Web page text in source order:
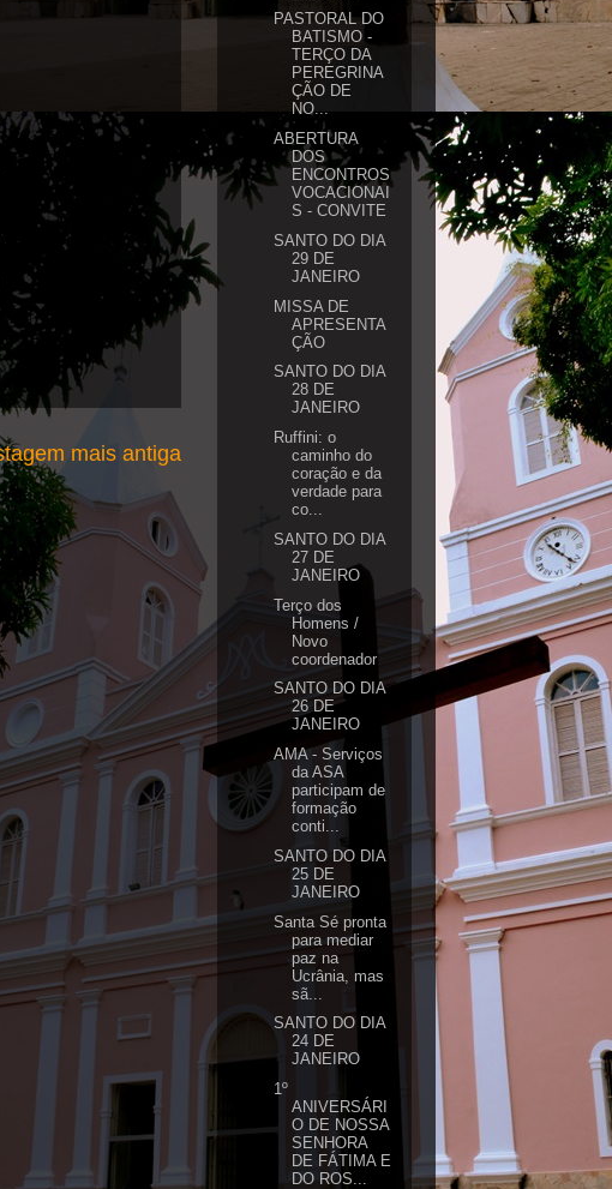
mais antiga
PASTORAL DO
BATISMO -
TERÇO DA
PEREGRINA
ÇÃO DE
NO...
ABERTURA
DOS
ENCONTROS
VOCACIONAI
S - CONVITE
SANTO DO DIA
29 DE
JANEIRO
MISSA DE
APRESENTA
ÇÃO
SANTO DO DIA
28 DE
JANEIRO
Ruffini: o
caminho do
coração e da
verdade para
co...
SANTO DO DIA
27 DE
JANEIRO
Terço dos
Homens /
Novo
coordenador
SANTO DO DIA
26 DE
JANEIRO
AMA - Serviços
da ASA
participam de
formação
conti...
SANTO DO DIA
25 DE
JANEIRO
Santa Sé pronta
para mediar
paz na
Ucrânia, mas
sã...
SANTO DO DIA
24 DE
JANEIRO
1º
ANIVERSÁRI
O DE NOSSA
SENHORA
DE FÁTIMA E
DO ROS...